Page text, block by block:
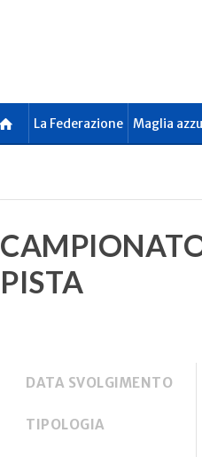
La Federazione Maglia
PISTA
DATA SVOLGIMENTO
TIPOLOGIA